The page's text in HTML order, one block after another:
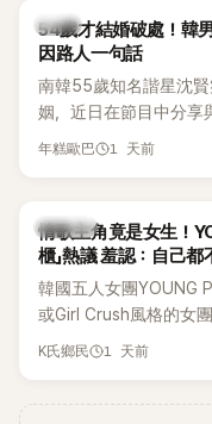
韓星
54歲才結婚破處！韓
因路人一句話
南韓55歲知名諧星沈
姻，近日在節目中分享
受兩人世界，沒想到站
年糕歐巴 1 天前
K-POP
情歌主角竟是女生！
櫃」熱議 羞認：自己都
韓國五人女團YOUNG
或Girl Crush風格的女
創Rap及成員親自參與
K氏鄉民 1 天前